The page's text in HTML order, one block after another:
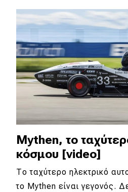
Mythen, το
κόσμου [video]
Το ταχύτερο ηλεκτρικό
το Mythen είναι γεγονός.